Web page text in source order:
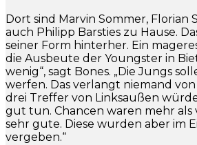
Dort sind Marvin Sommer, Florian
auch Philipp Barsties zu Hause.
seiner Form hinterher. Ein
die Ausbeute der Youngster in
wenig“, sagt Bones. „Die Jungs
werfen. Das verlangt niemand
drei Treffer von Linksaußen
gut tun. Chancen waren mehr als
sehr gute. Diese wurden aber im
vergeben.“